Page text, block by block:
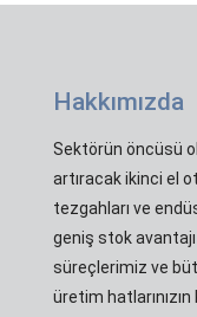
Hakkımızda
Sektörün öncüsü
artıracak ikinci el
tezgahları ve
geniş stok
süreçlerimiz ve
üretim